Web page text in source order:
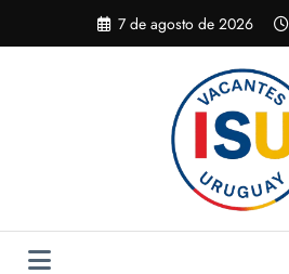
contenido
7 de agosto de 2026